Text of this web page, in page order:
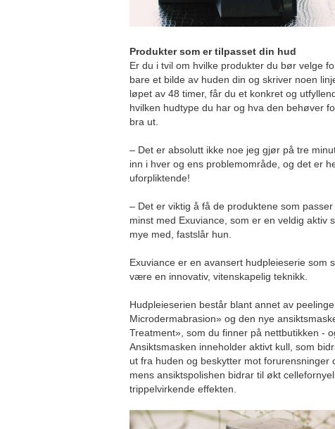
Produkter som er tilpasset din hud
Er du i tvil om hvilke produkter du bør velge
bare et bilde av huden din og skriver noen
løpet av 48 timer, får du et konkret og
hvilken hudtype du har og hva den behøver
bra ut.
– Det er absolutt ikke noe jeg gjør på tre
inn i hver og ens problemområde, og det er
uforpliktende!
– Det er viktig å få de produktene som
minst med Exuviance, som er en veldig aktiv
mye med, fastslår hun.
Exuviance er en avansert hudpleieserie som
være en innovativ, vitenskapelig teknikk.
Hudpleieserien består blant annet av
Microdermabrasion» og den nye
Treatment», som du finner på nettbutikken -
Ansiktsmasken inneholder aktivt kull, som
ut fra huden og beskytter mot forurensninger
mens ansiktspolishen bidrar til økt
trippelvirkende effekten.